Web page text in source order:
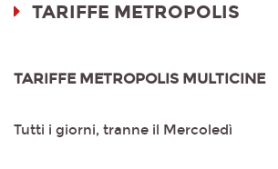
TARIFFE METROPOLIS
TARIFFE METROPOLIS MULTICINE
Tutti i giorni, tranne il Mercoledì